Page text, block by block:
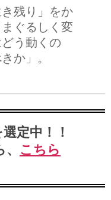
残り」をか
ぐるしく変
う動くの
か」。
定中！！
こちら